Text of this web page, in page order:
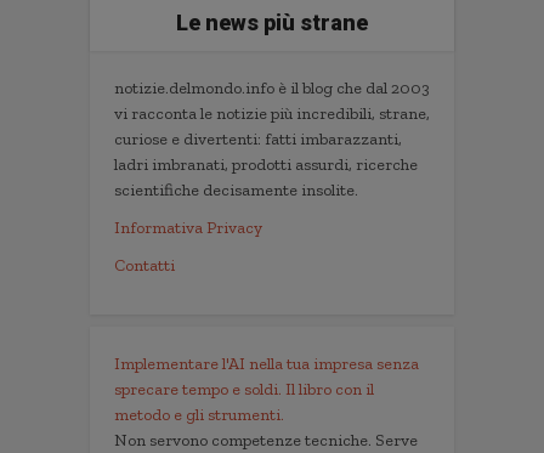
Le news più strane
notizie.delmondo.info è il blog che dal 2003
vi racconta le notizie più incredibili, strane,
curiose e divertenti: fatti imbarazzanti,
ladri imbranati, prodotti assurdi, ricerche
scientifiche decisamente insolite.
Informativa Privacy
Contatti
Implementare l'AI nella tua impresa senza
sprecare tempo e soldi. Il libro con il
metodo e gli strumenti.
Non servono competenze tecniche. Serve